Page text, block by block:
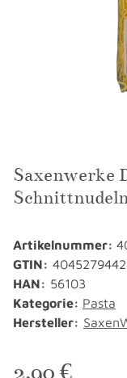
Saxenwerke
Artikelnummer:
GTIN:
HAN: 56103
Kategorie: Pasta
Hersteller:
2,90 €